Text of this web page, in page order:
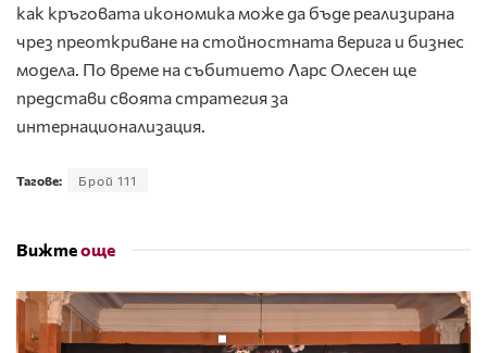
как кръговата икономика може да бъде реализирана
чрез преоткриване на стойностната верига и бизнес
модела. По време на събитието Ларс Олесен ще
представи своята стратегия за
интернационализация.
Тагове: Брой 111
Вижтеоще